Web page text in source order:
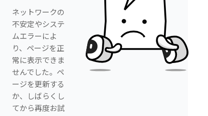
ネットワークの
不安定やシステ
ムエラーによ
り、ページを正
常に表示できま
せんでした。ペ
ージを更新する
か、しばらくし
てから再度お試